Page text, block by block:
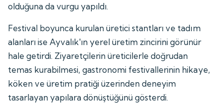
olduğuna da vurgu yapıldı.
Festival boyunca kurulan üretici stantları ve tadım
alanları ise Ayvalık'ın yerel üretim zincirini görünür
hale getirdi. Ziyaretçilerin üreticilerle doğrudan
temas kurabilmesi, gastronomi festivallerinin hikaye,
köken ve üretim pratiği üzerinden deneyim
tasarlayan yapılara dönüştüğünü gösterdi.